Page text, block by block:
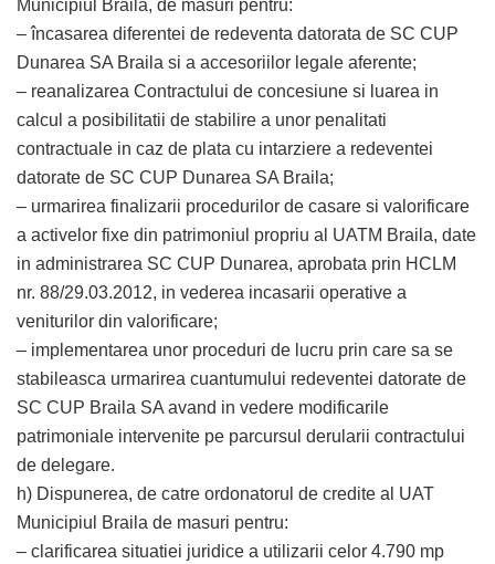
Municipiul Braila, de masuri pentru:
– încasarea diferentei de redeventa datorata de SC CUP
Dunarea SA Braila si a accesoriilor legale aferente;
– reanalizarea Contractului de concesiune si luarea in
calcul a posibilitatii de stabilire a unor penalitati
contractuale in caz de plata cu intarziere a redeventei
datorate de SC CUP Dunarea SA Braila;
– urmarirea finalizarii procedurilor de casare si valorificare
a activelor fixe din patrimoniul propriu al UATM Braila, date
in administrarea SC CUP Dunarea, aprobata prin HCLM
nr. 88/29.03.2012, in vederea incasarii operative a
veniturilor din valorificare;
– implementarea unor proceduri de lucru prin care sa se
stabileasca urmarirea cuantumului redeventei datorate de
SC CUP Braila SA avand in vedere modificarile
patrimoniale intervenite pe parcursul derularii contractului
de delegare.
h) Dispunerea, de catre ordonatorul de credite al UAT
Municipiul Braila de masuri pentru:
– clarificarea situatiei juridice a utilizarii celor 4.790 mp